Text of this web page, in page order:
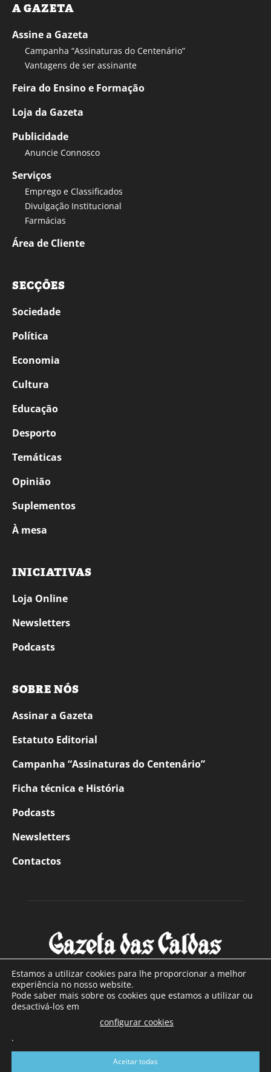
A GAZETA
Assine a Gazeta
Campanha “Assinaturas do Centenário”
Vantagens de ser assinante
Feira do Ensino e Formação
Loja da Gazeta
Publicidade
Anuncie Connosco
Serviços
Emprego e Classificados
Divulgação Institucional
Farmácias
Área de Cliente
SECÇÕES
Sociedade
Política
Economia
Cultura
Educação
Desporto
Temáticas
Opinião
Suplementos
À mesa
INICIATIVAS
Loja Online
Newsletters
Podcasts
SOBRE NÓS
Assinar a Gazeta
Estatuto Editorial
Campanha “Assinaturas do Centenário”
Ficha técnica e História
Podcasts
Newsletters
Contactos
SOBRE NÓS
Com sede nas Caldas da Rainha e mais de 90 anos de
a sul de distrito de Leiria, com mais de 40.000 leitores por
toda a região Oeste. Jornal com distribuição em Portugal
Estamos a utilizar cookies para lhe proporcionar a melhor
experiência no nosso website.
Pode saber mais sobre os cookies que estamos a utilizar ou
desactivá-los em
configurar cookies
.
Aceitar todas